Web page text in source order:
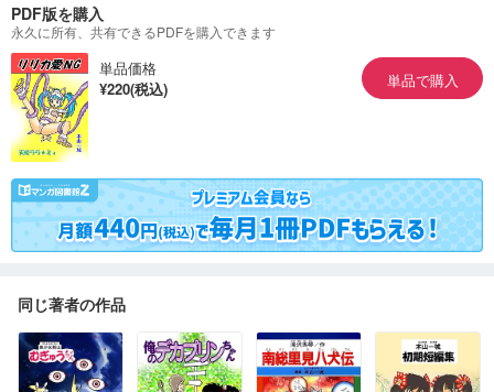
PDF版を購入
永久に所有、共有できるPDFを購入できます
単品価格
¥220(税込)
単品で購入
同じ著者の作品